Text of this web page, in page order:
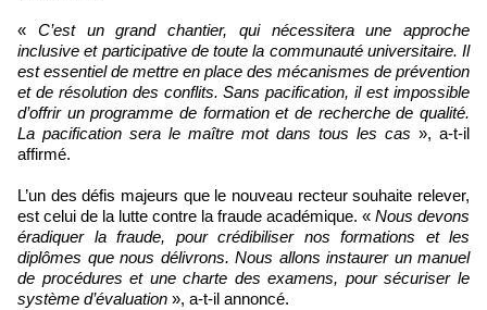
« C’est un grand chantier, qui nécessitera une approche
inclusive et participative de toute la communauté universitaire. Il
est essentiel de mettre en place des mécanismes de prévention
et de résolution des conflits. Sans pacification, il est impossible
d’offrir un programme de formation et de recherche de qualité.
La pacification sera le maître mot dans tous les cas », a-t-il
affirmé.
L’un des défis majeurs que le nouveau recteur souhaite relever,
est celui de la lutte contre la fraude académique. « Nous devons
éradiquer la fraude, pour crédibiliser nos formations et les
diplômes que nous délivrons. Nous allons instaurer un manuel
de procédures et une charte des examens, pour sécuriser le
système d’évaluation », a-t-il annoncé.